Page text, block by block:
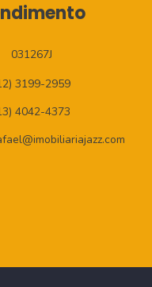
031267J
3199-2959
4042-4373